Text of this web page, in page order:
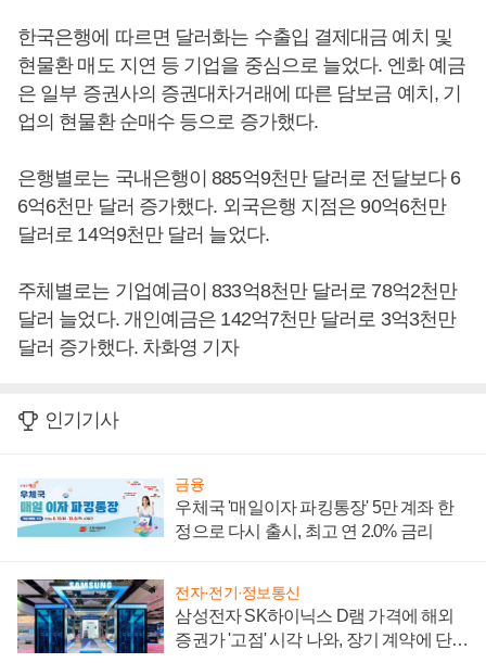
한국은행에 따르면 달러화는 수출입 결제대금 예치 및
현물환 매도 지연 등 기업을 중심으로 늘었다. 엔화 예금
은 일부 증권사의 증권대차거래에 따른 담보금 예치, 기
업의 현물환 순매수 등으로 증가했다.
은행별로는 국내은행이 885억9천만 달러로 전달보다 6
6억6천만 달러 증가했다. 외국은행 지점은 90억6천만
달러로 14억9천만 달러 늘었다.
주체별로는 기업예금이 833억8천만 달러로 78억2천만
달러 늘었다. 개인예금은 142억7천만 달러로 3억3천만
달러 증가했다. 차화영 기자
인기기사
금융
우체국 '매일이자 파킹통장' 5만 계좌 한
정으로 다시 출시, 최고 연 2.0% 금리
전자·전기·정보통신
삼성전자 SK하이닉스 D램 가격에 해외
증권가 '고점' 시각 나와, 장기 계약에 단점